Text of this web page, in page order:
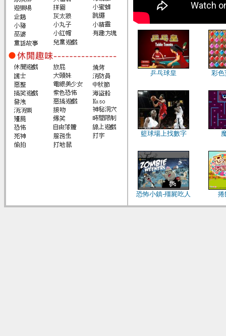
乒乓球皇 彩色
籃球場上找數字
恐怖小鎮-殭屍吃人 捲